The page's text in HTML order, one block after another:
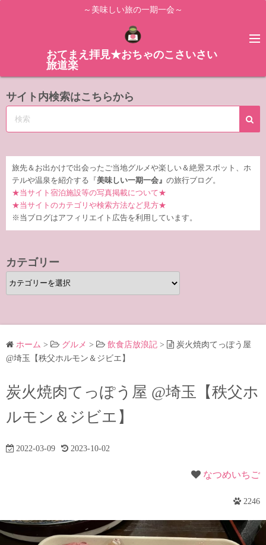
ス
ッ
～美味しい旅の一期一会～
おてまえ拝見★おちゃのこさいさい
旅道楽
サイト内検索はこちらから
旅先＆お出かけで出会ったご当地グルメや楽しい＆絶景スポット、ホ
テルや温泉を紹介する『 美味しい一期一会』 の旅行ブログ。
★当サイト宿泊施設等の写真掲載について★
★当サイトのカテゴリや検索方法など見方★
※当ブログはアフィリエイト広告を利用しています。
カテゴリー
カ
テ
リ
ー ホーム > グルメ > 飲食店放浪記 >
炭火焼肉てっぽう屋
@埼玉【秩父ホルモン＆ジビエ】
炭火焼肉てっぽう屋 @埼玉【秩父ホ
ルモン＆ジビエ】
2022-03-09 2023-10-02
なつめいちご
2246